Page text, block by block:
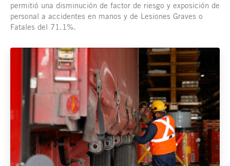
permitió una disminución de factor de riesgo y exposición de
personal a accidentes en manos y de Lesiones Graves o
Fatales del 71.1%.